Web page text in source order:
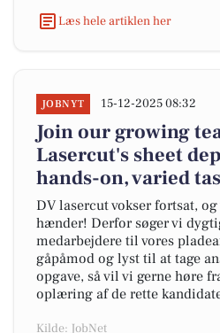
Læs hele artiklen her
JOBNYT 15-12-2025 08:32
Join our growing
Lasercut's sheet
hands-on, varied
DV lasercut vokser fortsat,
hænder! Derfor søger vi
medarbejdere til vores
gåpåmod og lyst til at tage
opgave, så vil vi gerne høre
oplæring af de rette
Kilde: JobNet